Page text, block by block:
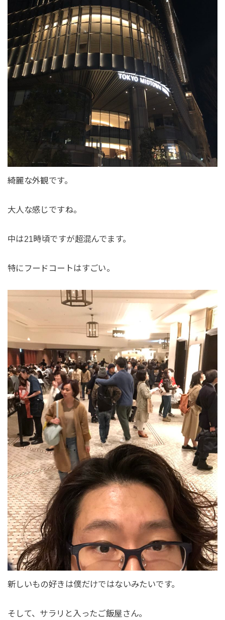
綺麗な外観です。
大人な感じですね。
中は21時頃ですが超混んでます。
特にフードコートはすごい。
新しいもの好きは僕だけではないみたいです。
そして、サラリと入ったご飯屋さん。